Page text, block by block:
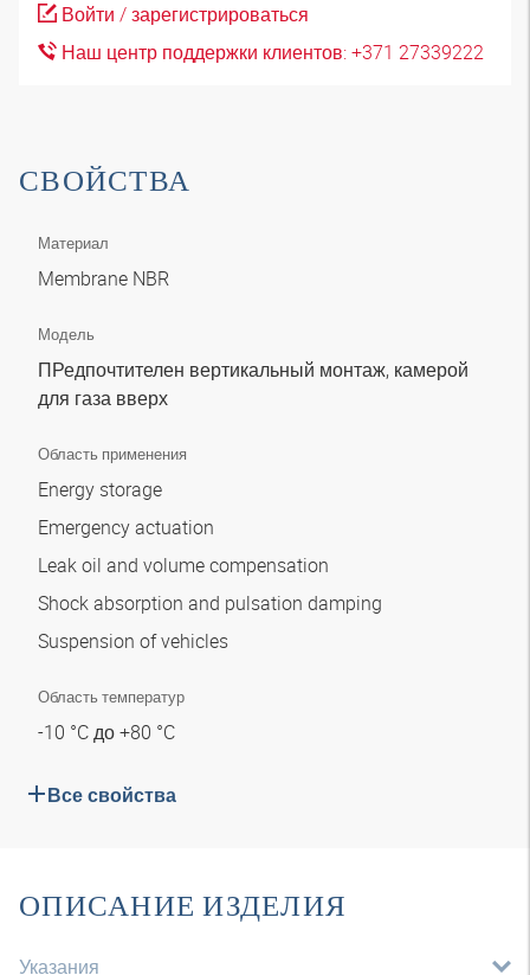
Войти / зарегистрироваться
Наш центр поддержки клиентов: +371 27339222
СВОЙСТВА
Материал
Membrane NBR
Модель
ПРедпочтителен вертикальный монтаж, камерой
для газа вверх
Область применения
Energy storage
Emergency actuation
Leak oil and volume compensation
Shock absorption and pulsation damping
Suspension of vehicles
Область температур
-10 °C до +80 °C
Все свойства
ОПИСАНИЕ ИЗДЕЛИЯ
Указания